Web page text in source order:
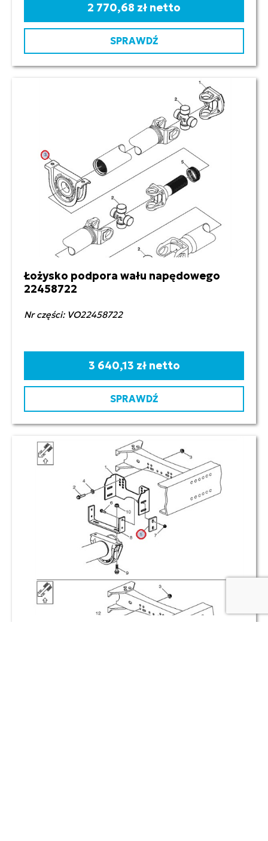
2 770,68 zł netto
SPRAWDŹ
Łożysko podpora wału napędowego
22458722
Nr części: VO22458722
3 640,13 zł netto
SPRAWDŹ